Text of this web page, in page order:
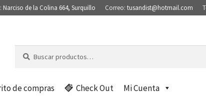
Narciso de la Colina 664, Surquillo Correo: tusandist@hotmail.com
por:
c
a
de compras Check Out Mi Cuenta